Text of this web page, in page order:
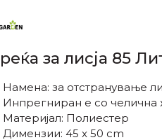
за лисја 85
Намена: за отстранување
Инпрегниран е со
Материјал: Полиестер
Димензии: 45 x 50 cm